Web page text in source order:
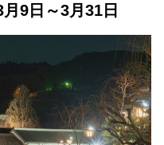
9日～3月31日